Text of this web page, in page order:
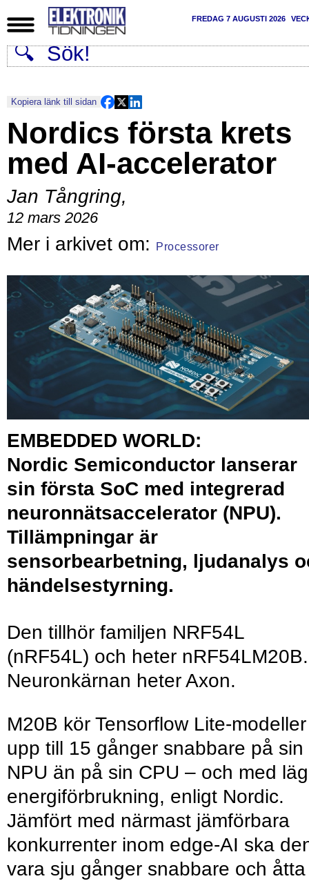
FREDAG 7 AUGUSTI 2026
Kopiera länk till sidan
Nordics första krets
med AI-accelerator
Jan Tångring,
12 mars 2026
Processorer
EMBEDDED WORLD:
Nordic Semiconductor lanserar
sin första SoC med integrerad
neuronnätsaccelerator (NPU).
Tillämpningar är
sensorbearbetning, ljudanalys
händelsestyrning.
Den tillhör familjen NRF54L
(nRF54L) och heter nRF54LM20B.
Neuronkärnan heter Axon.
M20B kör Tensorflow Lite-modeller
upp till 15 gånger snabbare på sin
NPU än på sin CPU – och med
energiförbrukning, enligt Nordic.
Jämfört med närmast jämförbara
konkurrenter inom edge-AI ska
vara sju gånger snabbare och åtta